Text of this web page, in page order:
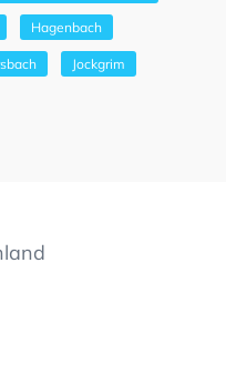
Hagenbach
Jockgrim